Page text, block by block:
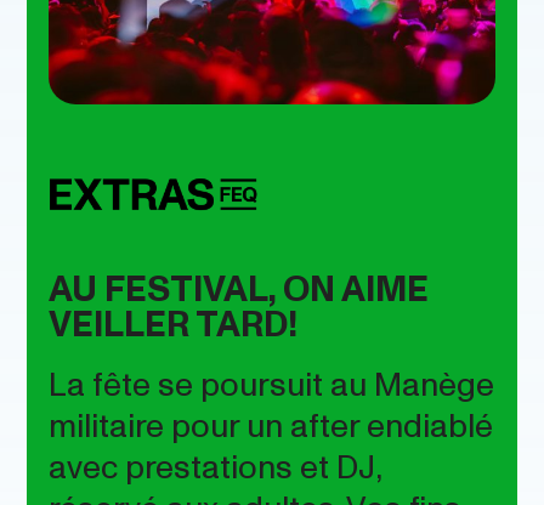
AU FESTIVAL, ON AIME
VEILLER TARD!
La fête se poursuit au Manège
militaire pour un after endiablé
avec prestations et DJ,